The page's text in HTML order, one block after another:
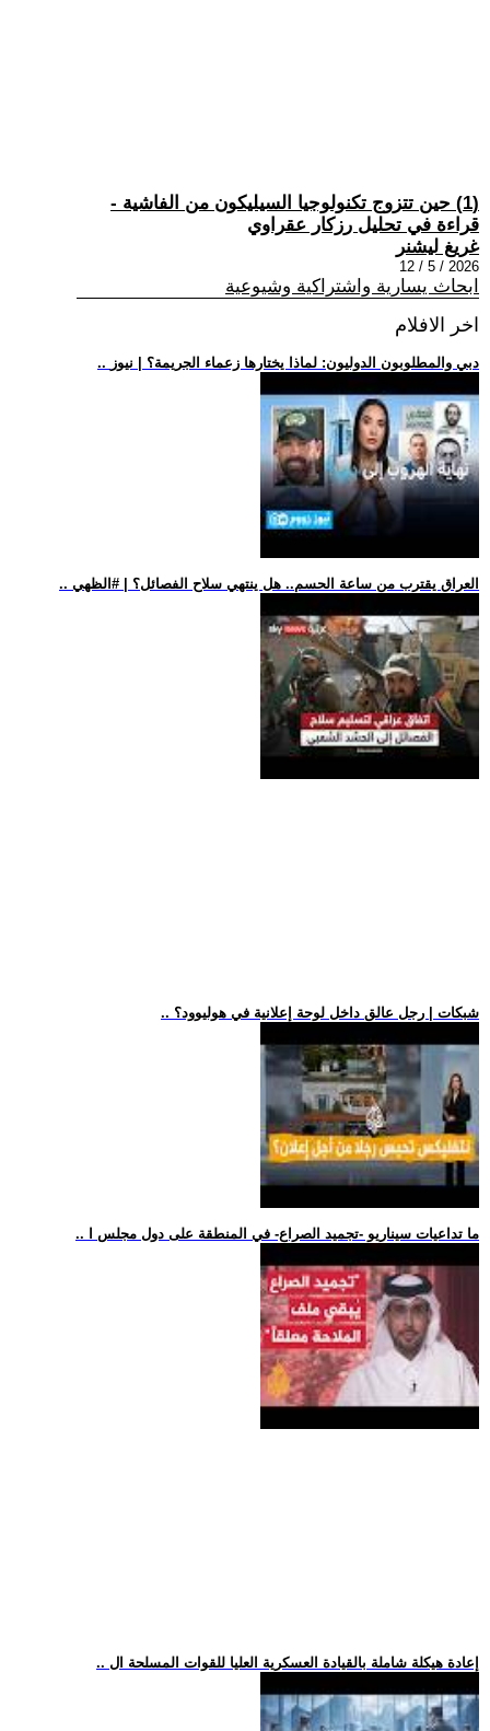
(1) حين تتزوج تكنولوجيا السيليكون من الفاشية -
قراءة في تحليل رزكار عقراوي
غريغ ليشنر
2026 / 5 / 12
ابحاث يسارية واشتراكية وشيوعية
اخر الافلام
.. دبي والمطلوبون الدوليون: لماذا يختارها زعماء الجريمة؟ | نيوز
.. العراق يقترب من ساعة الحسم.. هل ينتهي سلاح الفصائل؟ | #الظهي
.. شبكات | رجل عالق داخل لوحة إعلانية في هوليوود؟
.. ما تداعيات سيناريو -تجميد الصراع- في المنطقة على دول مجلس ا
.. إعادة هيكلة شاملة بالقيادة العسكرية العليا للقوات المسلحة ال